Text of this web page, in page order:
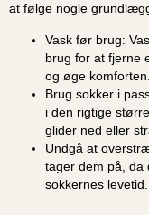
at følge nogle
Vask før brug:
brug for at fjerne
og øge komforten.
Brug sokker i
i den rigtige
glider ned eller
Undgå at
tager dem på, da
sokkernes levetid.